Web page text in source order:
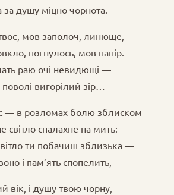
за душу міцно чорнота.
мов заполоч, линюще,
погнулось, мов папір.
раю очі невидющі —
поволі вигорілий зір…
— в розломах болю зблиском
світло спалахне на мить:
ти побачиш зблизька —
і пам’ять спопелить,
вік, і душу твою чорну,